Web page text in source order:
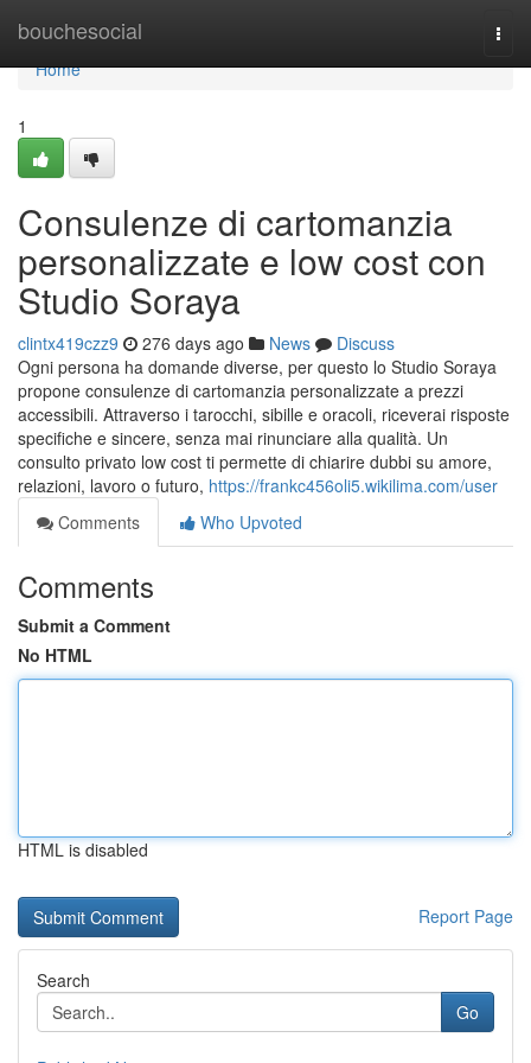
bouchesocial
Home
Home
1
Consulenze di cartomanzia
personalizzate e low cost con
Studio Soraya
clintx419czz9 276 days ago News
Discuss
Ogni persona ha domande diverse, per questo lo Studio Soraya
propone consulenze di cartomanzia personalizzate a prezzi
accessibili. Attraverso i tarocchi, sibille e oracoli, riceverai risposte
specifiche e sincere, senza mai rinunciare alla qualità. Un
consulto privato low cost ti permette di chiarire dubbi su amore,
relazioni, lavoro o futuro, https://frankc456oli5.wikilima.com/user
Comments
Who Upvoted
Comments
Submit a Comment
No HTML
HTML is disabled
Report Page
Search
Go